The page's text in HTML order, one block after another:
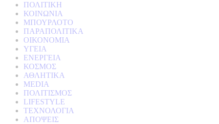
ΠΟΛΙΤΙΚΗ
ΚΟΙΝΩΝΙΑ
ΜΠΟΥΡΛΟΤΟ
ΠΑΡΑΠΟΛΙΤΙΚΑ
ΟΙΚΟΝΟΜΙΑ
ΥΓΕΙΑ
ΕΝΕΡΓΕΙΑ
ΚΟΣΜΟΣ
ΑΘΛΗΤΙΚΑ
MEDIA
ΠΟΛΙΤΙΣΜΟΣ
LIFESTYLE
ΤΕΧΝΟΛΟΓΙΑ
ΑΠΟΨΕΙΣ